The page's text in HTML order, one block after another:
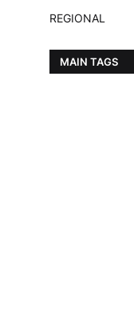
REGIONAL
MAIN TAGS